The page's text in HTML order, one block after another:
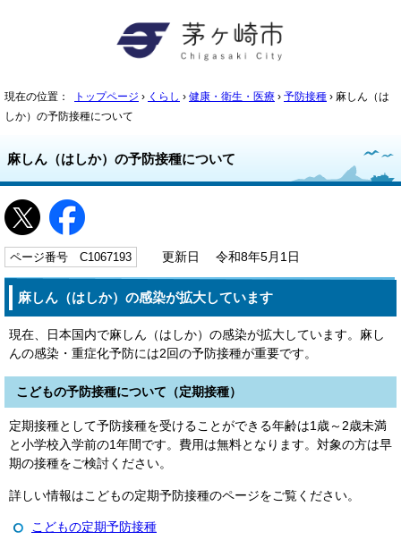
現在の位置： トップページ › くらし › 健康・衛生・医療 › 予防接種 › 麻しん（は
しか）の予防接種について
麻しん（はしか）の予防接種について
ページ番号 C1067193 更新日 令和8年5月1日
麻しん（はしか）の感染が拡大しています
現在、日本国内で麻しん（はしか）の感染が拡大しています。麻し
んの感染・重症化予防には2回の予防接種が重要です。
こどもの予防接種について（定期接種）
定期接種として予防接種を受けることができる年齢は1歳～2歳未満
と小学校入学前の1年間です。費用は無料となります。対象の方は早
期の接種をご検討ください。
詳しい情報はこどもの定期予防接種のページをご覧ください。
こどもの定期予防接種